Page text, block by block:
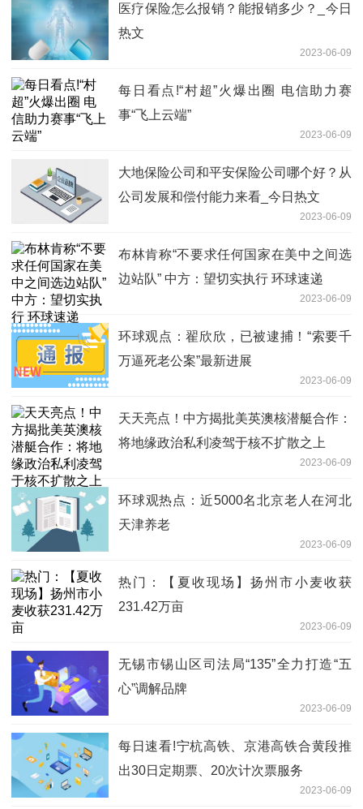
医疗保险怎么报销？能报销多少？_今日
热文
2023-06-09
每日看点!“村超”火爆出圈 电信助力赛
事“飞上云端”
2023-06-09
大地保险公司和平安保险公司哪个好？从
公司发展和偿付能力来看_今日热文
2023-06-09
布林肯称“不要求任何国家在美中之间选
边站队” 中方：望切实执行 环球速递
2023-06-09
环球观点：翟欣欣，已被逮捕！“索要千
万逼死老公案”最新进展
2023-06-09
天天亮点！中方揭批美英澳核潜艇合作：
将地缘政治私利凌驾于核不扩散之上
2023-06-09
环球观热点：近5000名北京老人在河北
天津养老
2023-06-09
热门：【夏收现场】扬州市小麦收获
231.42万亩
2023-06-09
无锡市锡山区司法局“135”全力打造“五
心”调解品牌
2023-06-09
每日速看!宁杭高铁、京港高铁合黄段推
出30日定期票、20次计次票服务
2023-06-09